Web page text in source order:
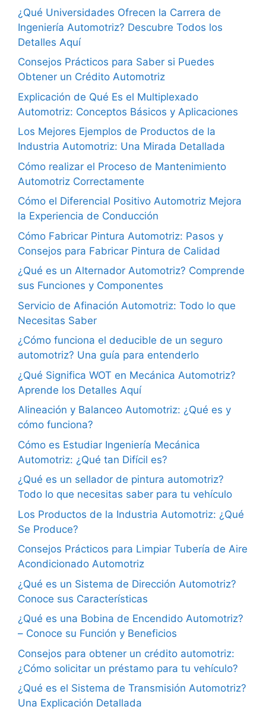
¿Qué Universidades Ofrecen la Carrera de
Ingeniería Automotriz? Descubre Todos los
Detalles Aquí
Consejos Prácticos para Saber si Puedes
Obtener un Crédito Automotriz
Explicación de Qué Es el Multiplexado
Automotriz: Conceptos Básicos y Aplicaciones
Los Mejores Ejemplos de Productos de la
Industria Automotriz: Una Mirada Detallada
Cómo realizar el Proceso de Mantenimiento
Automotriz Correctamente
Cómo el Diferencial Positivo Automotriz Mejora
la Experiencia de Conducción
Cómo Fabricar Pintura Automotriz: Pasos y
Consejos para Fabricar Pintura de Calidad
¿Qué es un Alternador Automotriz? Comprende
sus Funciones y Componentes
Servicio de Afinación Automotriz: Todo lo que
Necesitas Saber
¿Cómo funciona el deducible de un seguro
automotriz? Una guía para entenderlo
¿Qué Significa WOT en Mecánica Automotriz?
Aprende los Detalles Aquí
Alineación y Balanceo Automotriz: ¿Qué es y
cómo funciona?
Cómo es Estudiar Ingeniería Mecánica
Automotriz: ¿Qué tan Difícil es?
¿Qué es un sellador de pintura automotriz?
Todo lo que necesitas saber para tu vehículo
Los Productos de la Industria Automotriz: ¿Qué
Se Produce?
Consejos Prácticos para Limpiar Tubería de Aire
Acondicionado Automotriz
¿Qué es un Sistema de Dirección Automotriz?
Conoce sus Características
¿Qué es una Bobina de Encendido Automotriz?
– Conoce su Función y Beneficios
Consejos para obtener un crédito automotriz:
¿Cómo solicitar un préstamo para tu vehículo?
¿Qué es el Sistema de Transmisión Automotriz?
Una Explicación Detallada